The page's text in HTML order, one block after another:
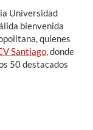
Universidad
bienvenida
quienes
Santiago , donde
50 destacados